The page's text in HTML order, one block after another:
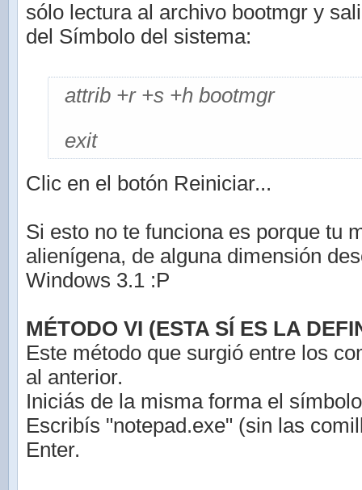
sólo lectura al archivo bootmgr y
del Símbolo del sistema:
attrib +r +s +h bootmgr
exit
Clic en el botón Reiniciar...
Si esto no te funciona es porque tu
alienígena, de alguna dimensión
Windows 3.1 :P
MÉTODO VI (ESTA SÍ ES LA
Este método que surgió entre los
al anterior.
Iniciás de la misma forma el
Escribís "notepad.exe" (sin las
Enter.